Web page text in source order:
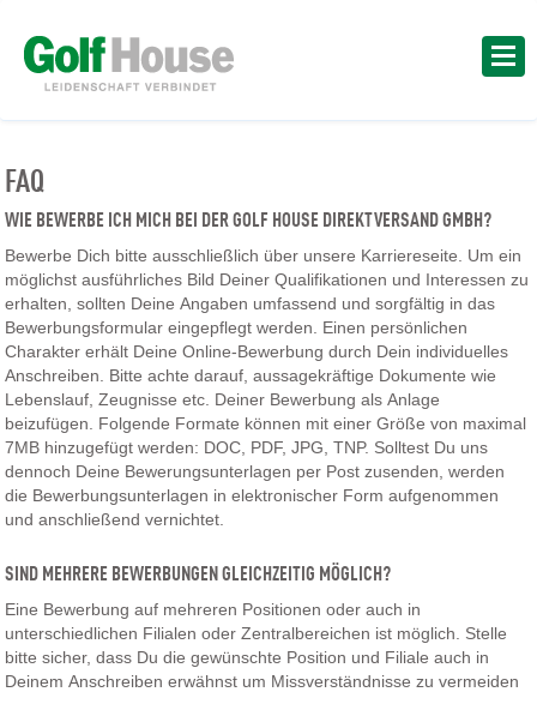
FAQ
WIE BEWERBE ICH MICH BEI DER GOLF HOUSE DIREKTVERSAND GMBH?
Bewerbe Dich bitte ausschließlich über unsere Karriereseite. Um ein
möglichst ausführliches Bild Deiner Qualifikationen und Interessen zu
erhalten, sollten Deine Angaben umfassend und sorgfältig in das
Bewerbungsformular eingepflegt werden. Einen persönlichen
Charakter erhält Deine Online-Bewerbung durch Dein individuelles
Anschreiben. Bitte achte darauf, aussagekräftige Dokumente wie
Lebenslauf, Zeugnisse etc. Deiner Bewerbung als Anlage
beizufügen. Folgende Formate können mit einer Größe von maximal
7MB hinzugefügt werden: DOC, PDF, JPG, TNP. Solltest Du uns
dennoch Deine Bewerungsunterlagen per Post zusenden, werden
die Bewerbungsunterlagen in elektronischer Form aufgenommen
und anschließend vernichtet.
SIND MEHRERE BEWERBUNGEN GLEICHZEITIG MÖGLICH?
Eine Bewerbung auf mehreren Positionen oder auch in
unterschiedlichen Filialen oder Zentralbereichen ist möglich. Stelle
bitte sicher, dass Du die gewünschte Position und Filiale auch in
Deinem Anschreiben erwähnst um Missverständnisse zu vermeiden